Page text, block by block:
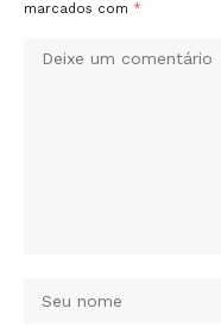
marcados com *